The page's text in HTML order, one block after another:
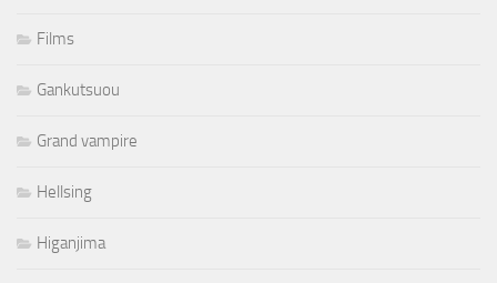
Films
Gankutsuou
Grand vampire
Hellsing
Higanjima